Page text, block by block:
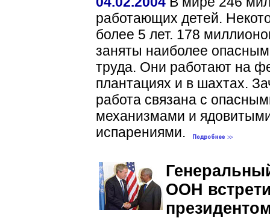
работающих детей.
более 5 лет. 178
заняты наиболее
труда. Они работают на
плантациях и в шахтах.
работа связана с
механизмами и
испарениями.
ООН